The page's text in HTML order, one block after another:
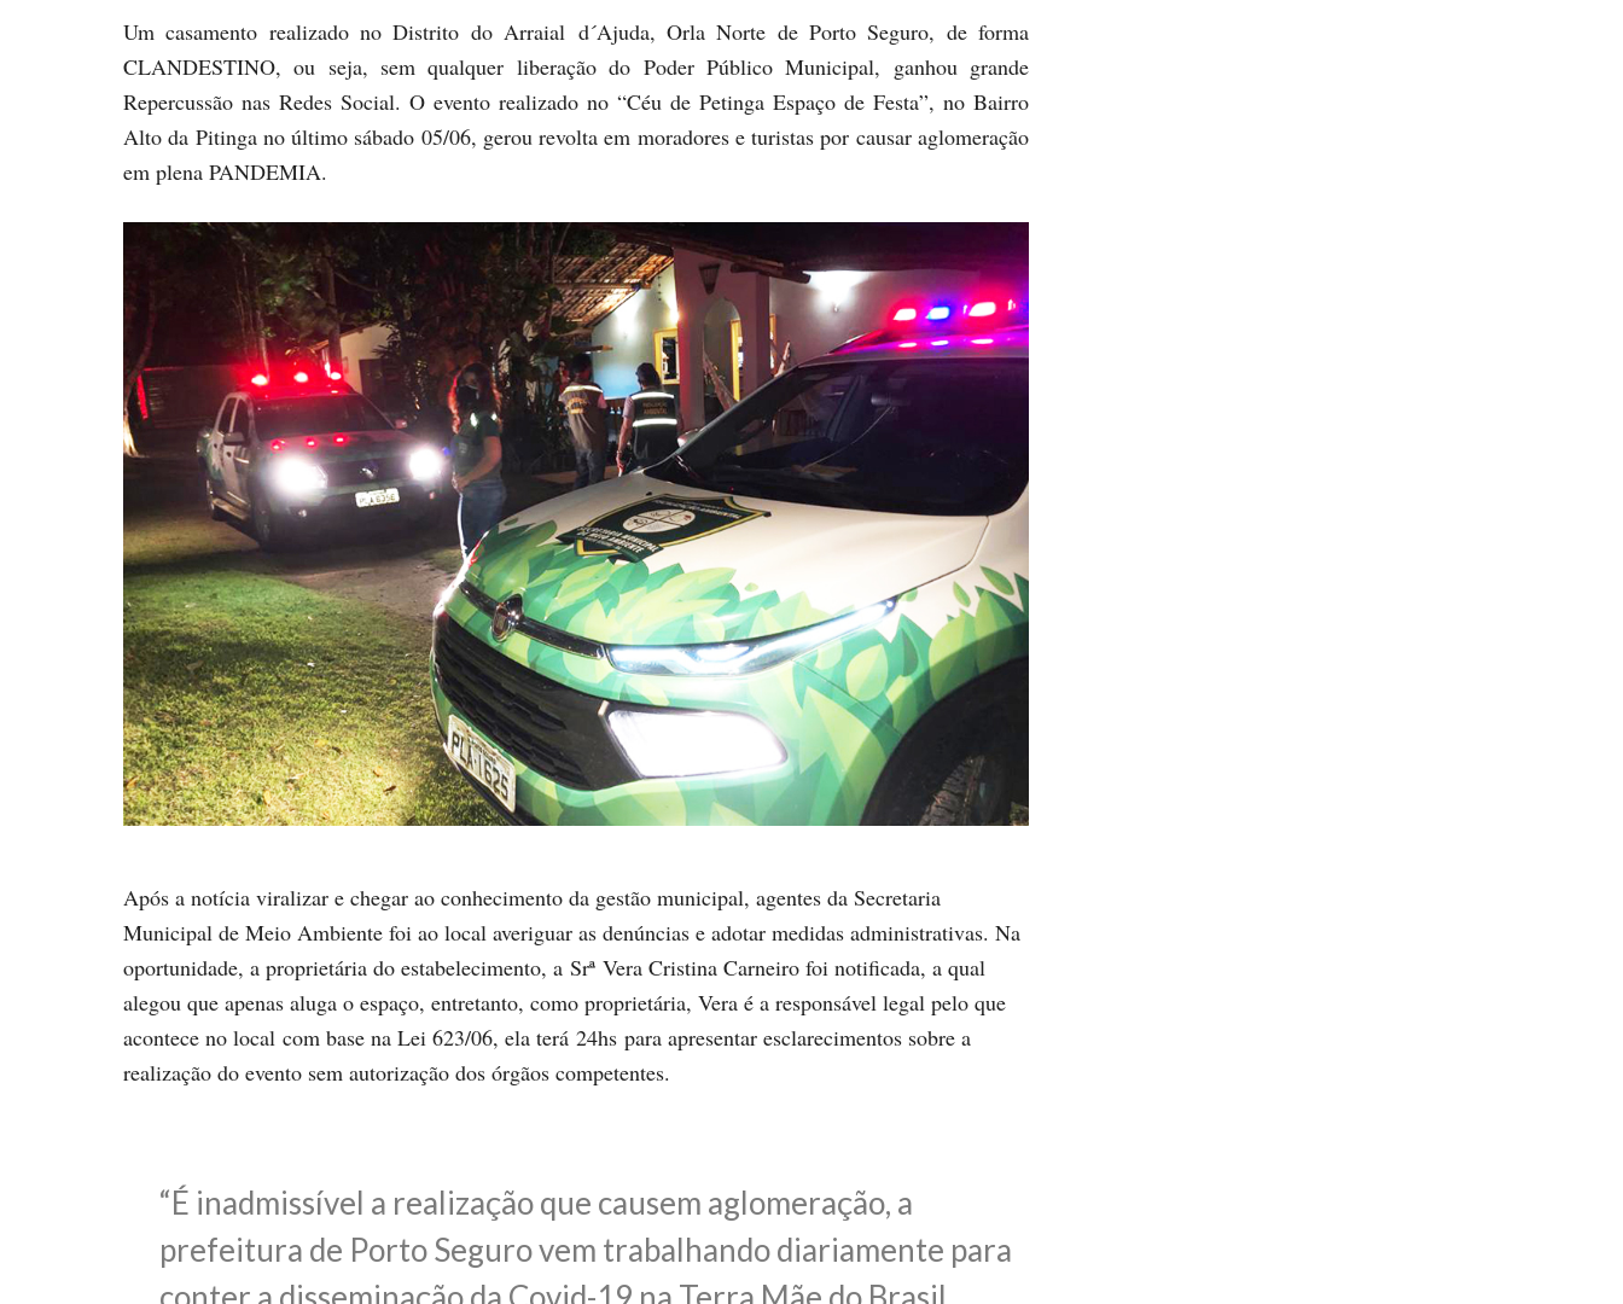
Um casamento realizado no Distrito do Arraial d´Ajuda, Orla Norte de Porto Seguro, de forma
CLANDESTINO, ou seja, sem qualquer liberação do Poder Público Municipal, ganhou grande
Repercussão nas Redes Social. O evento realizado no “Céu de Petinga Espaço de Festa”, no Bairro
Alto da Pitinga no último sábado 05/06, gerou revolta em moradores e turistas por causar aglomeração
em plena PANDEMIA.
Após a notícia viralizar e chegar ao conhecimento da gestão municipal, agentes da Secretaria
Municipal de Meio Ambiente foi ao local averiguar as denúncias e adotar medidas administrativas. Na
oportunidade, a proprietária do estabelecimento, a Srª Vera Cristina Carneiro foi notificada, a qual
alegou que apenas aluga o espaço, entretanto, como proprietária, Vera é a responsável legal pelo que
acontece no local com base na Lei 623/06, ela terá 24hs para apresentar esclarecimentos sobre a
realização do evento sem autorização dos órgãos competentes.
“É inadmissível a realização que causem aglomeração, a
prefeitura de Porto Seguro vem trabalhando diariamente para